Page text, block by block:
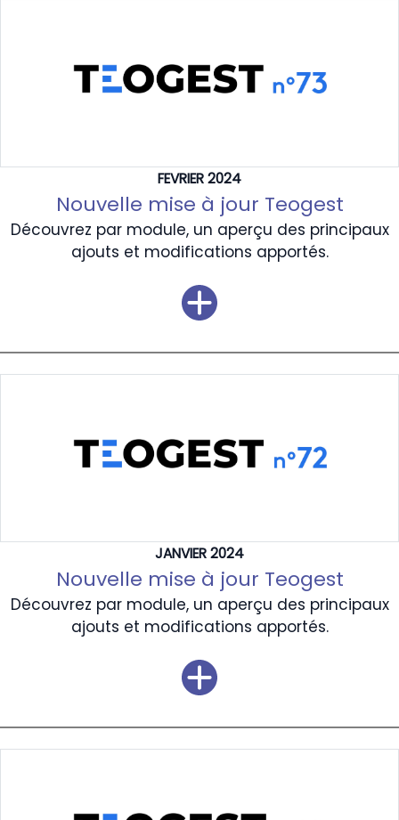
FEVRIER 2024
Nouvelle mise à jour Teogest
Découvrez par module, un aperçu des principaux
ajouts et modifications apportés.
JANVIER 2024
Nouvelle mise à jour Teogest
Découvrez par module, un aperçu des principaux
ajouts et modifications apportés.